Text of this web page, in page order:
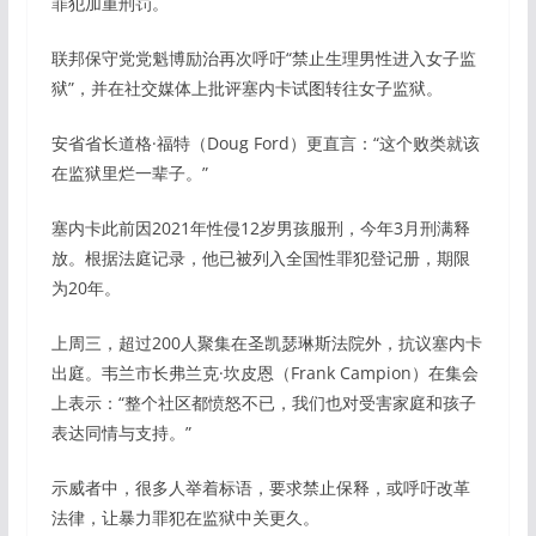
联邦保守党党魁博励治再次呼吁“禁止生理男性进入女子监
狱”，并在社交媒体上批评塞内卡试图转往女子监狱。
安省省长道格·福特（Doug Ford）更直言：“这个败类就该
在监狱里烂一辈子。”
塞内卡此前因2021年性侵12岁男孩服刑，今年3月刑满释
放。根据法庭记录，他已被列入全国性罪犯登记册，期限
为20年。
上周三，超过200人聚集在圣凯瑟琳斯法院外，抗议塞内卡
出庭。韦兰市长弗兰克·坎皮恩（Frank Campion）在集会
上表示：“整个社区都愤怒不已，我们也对受害家庭和孩子
表达同情与支持。”
示威者中，很多人举着标语，要求禁止保释，或呼吁改革
法律，让暴力罪犯在监狱中关更久。